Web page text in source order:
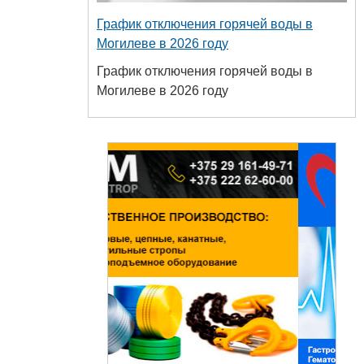
График отключения горячей воды в
Могилеве в 2026 году
График отключения горячей воды в
Могилеве в 2026 году